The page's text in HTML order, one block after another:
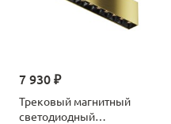
7 930 ₽
Трековый магнитный
светодиодный